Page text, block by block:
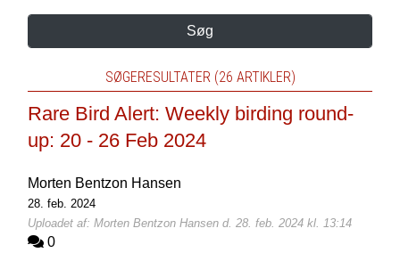
Søg
SØGERESULTATER (26 ARTIKLER)
Rare Bird Alert: Weekly birding round-
up: 20 - 26 Feb 2024
Morten Bentzon Hansen
28. feb. 2024
Uploadet af: Morten Bentzon Hansen d. 28. feb. 2024 kl. 13:14
0